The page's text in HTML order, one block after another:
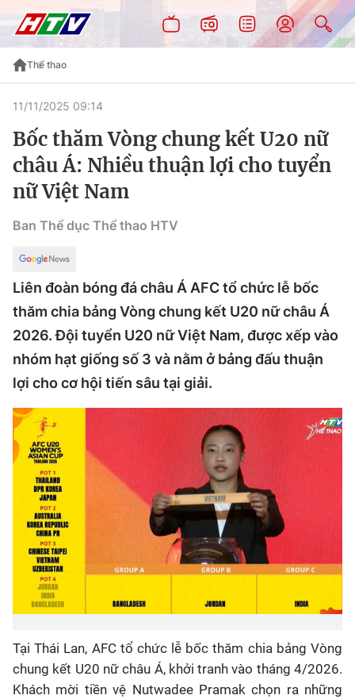
Thể thao
11/11/2025 09:14
Bốc thăm Vòng chung kết U20 nữ
châu Á: Nhiều thuận lợi cho tuyển
nữ Việt Nam
Ban Thể dục Thể thao HTV
Liên đoàn bóng đá châu Á AFC tổ chức lễ bốc
thăm chia bảng Vòng chung kết U20 nữ châu Á
2026. Đội tuyển U20 nữ Việt Nam, được xếp vào
nhóm hạt giống số 3 và nằm ở bảng đấu thuận
lợi cho cơ hội tiến sâu tại giải.
Tại Thái Lan, AFC tổ chức lễ bốc thăm chia bảng Vòng
chung kết U20 nữ châu Á, khởi tranh vào tháng 4/2026.
Khách mời tiền vệ Nutwadee Pramak chọn ra những